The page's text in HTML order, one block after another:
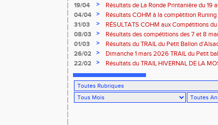
19/04
>
Résultats de La Ronde Printanière du 19
route de Belfort
04/04 >
Résultats COHM à la compètition
court" des 4 et 5 avril à Toul
31/03 >
RÉSULTATS COHM aux Compétitions
08/03
>
Résultats des compétitions des 7 et 8
01/03
>
Résultats du TRAIL du Petit Ballon
Rouffach-68
26/02 >
Dimanche 1 mars 2026 TRAIL du Petit
ROUFFACH 68
22/02 >
Résultats du TRAIL HIVERNAL DE LA